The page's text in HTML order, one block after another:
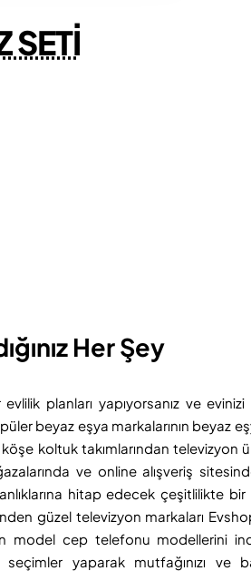
SETİ
Her Şey
planları yapıyorsanız ve
beyaz eşya markalarının beyaz
koltuk takımlarından televizyon
ve online alışveriş
hitap edecek çeşitlilikte
güzel televizyon markaları
model cep telefonu modellerini
yaparak mutfağınızı ve